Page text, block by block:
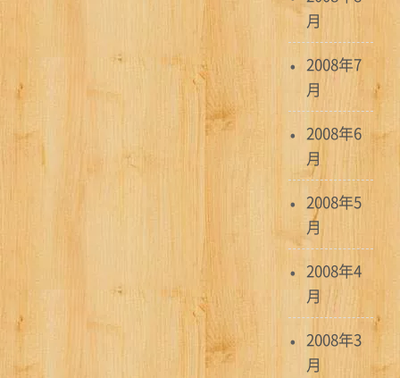
月
2008年7
月
2008年6
月
2008年5
月
2008年4
月
2008年3
月